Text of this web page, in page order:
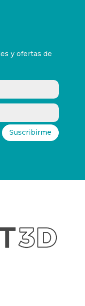
y ofertas de
Suscribirme